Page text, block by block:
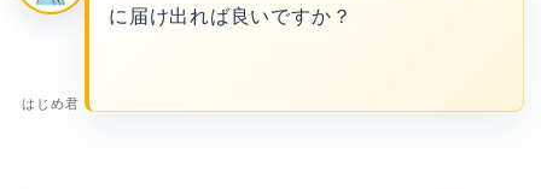
はじめ君
に届け出れば良いですか？